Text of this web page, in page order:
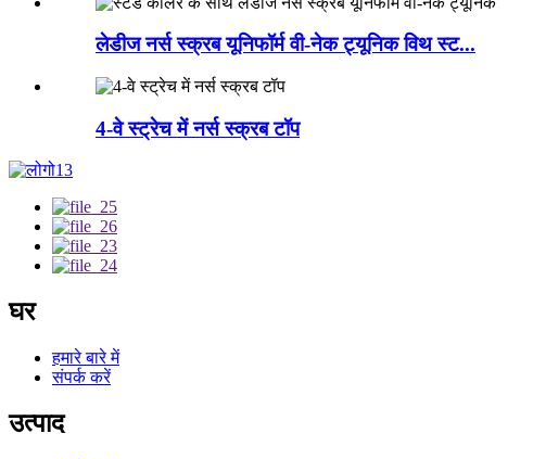
लेडीज नर्स स्क्रब यूनिफॉर्म वी-नेक ट्यूनिक विथ स्ट...
4-वे स्ट्रेच में नर्स स्क्रब टॉप
घर
हमारे बारे में
संपर्क करें
उत्पाद